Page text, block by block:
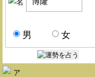
男 女